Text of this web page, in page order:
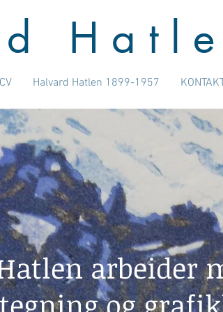
d H a t l
CV Halvard Hatlen 1899-1957
arbeider